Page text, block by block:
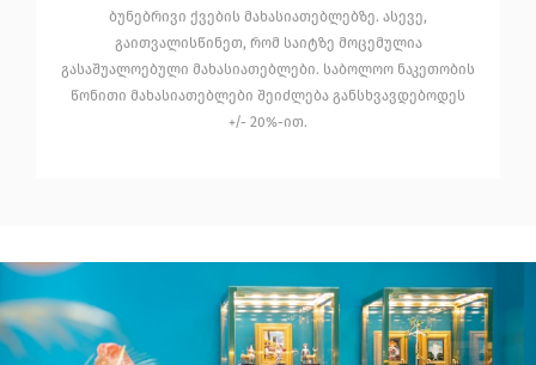
ბუნებრივი ქვების მახასიათებლებზე. ასევე,
გაითვალისწინეთ, რომ საიტზე მოცემულია
გასაშუალოებული მახასიათებლები. საბოლოო ნაკეთობის
წონითი მახასიათებლები შეიძლება განსხვავდებოდეს
+/- 20%-ით.